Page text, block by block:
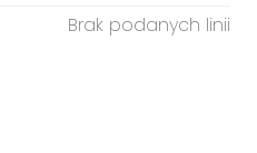
Brak podanych linii